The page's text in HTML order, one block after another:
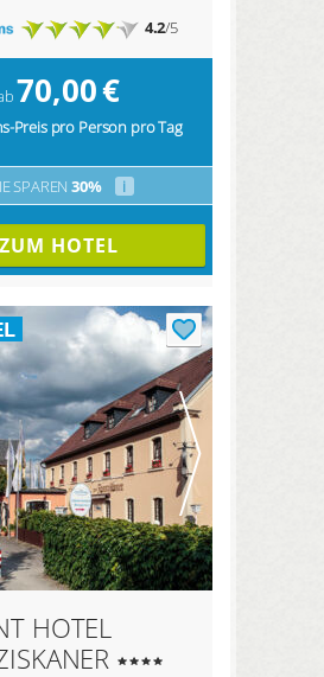
4.2/5
70,00€
Preis pro Person pro Tag
SPAREN 30% i
ZUM HOTEL
HOTEL